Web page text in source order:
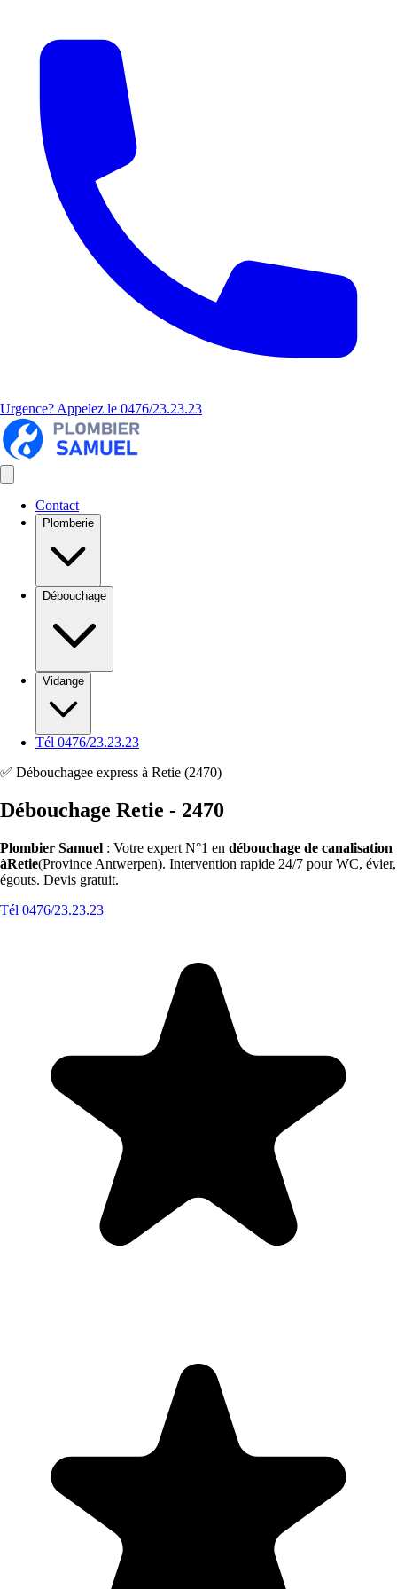
Urgence? Appelez le 0476/23.23.23
Contact
Plomberie
Débouchage
Vidange
Tél 0476/23.23.23
✅ Débouchagee express à Retie (2470)
Débouchage Retie - 2470
Plombier Samuel : Votre expert N°1 en débouchage de canalisation
àRetie(Province Antwerpen). Intervention rapide 24/7 pour WC, évier,
égouts. Devis gratuit.
Tél 0476/23.23.23